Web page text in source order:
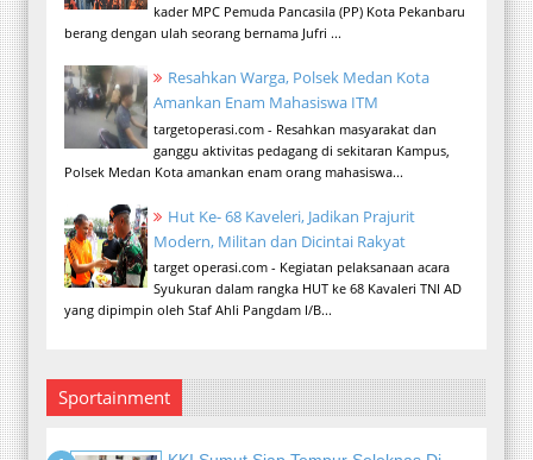
kader MPC Pemuda Pancasila (PP) Kota Pekanbaru
berang dengan ulah seorang bernama Jufri ...
Resahkan Warga, Polsek Medan Kota
Amankan Enam Mahasiswa ITM
targetoperasi.com - Resahkan masyarakat dan
ganggu aktivitas pedagang di sekitaran Kampus,
Polsek Medan Kota amankan enam orang mahasiswa...
Hut Ke- 68 Kaveleri, Jadikan Prajurit
Modern, Militan dan Dicintai Rakyat
target operasi.com - Kegiatan pelaksanaan acara
Syukuran dalam rangka HUT ke 68 Kavaleri TNI AD
yang dipimpin oleh Staf Ahli Pangdam I/B...
Sportainment